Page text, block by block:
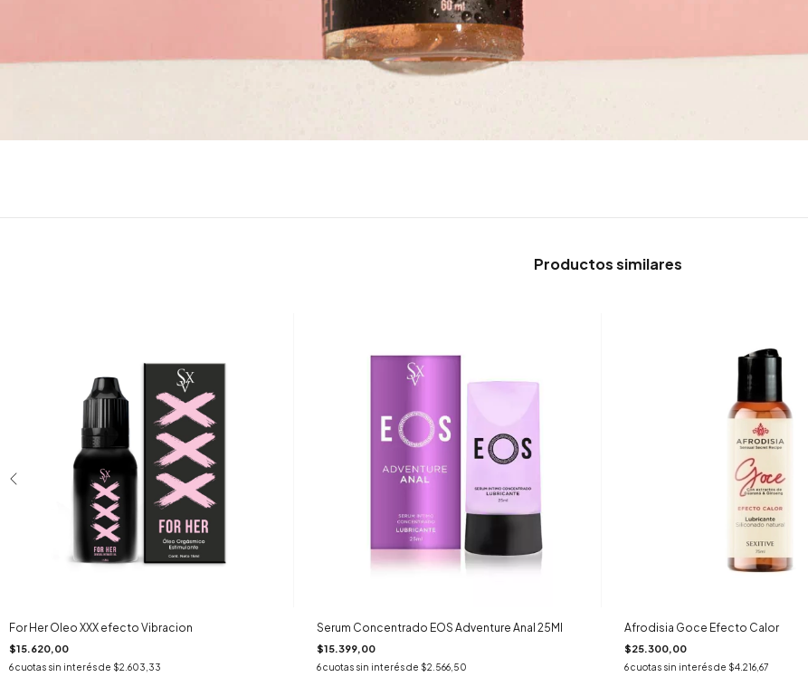
Productos similares
For Her Oleo XXX efecto Vibracion
$15.620,00
6cuotas sin interés de $2.603,33
Serum Concentrado EOS Adventure Anal 25Ml
$15.399,00
6cuotas sin interés de $2.566,50
Afrodisia Goce Efecto Calor
$25.300,00
6 cuotas sin interés de $4.216,67